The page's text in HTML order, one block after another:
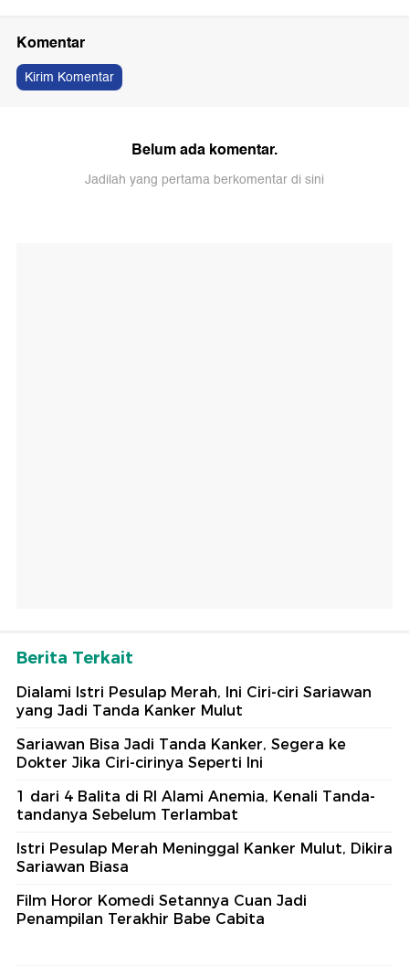
Komentar
Kirim Komentar
Belum ada komentar.
Jadilah yang pertama berkomentar di sini
Berita Terkait
Dialami Istri Pesulap Merah, Ini Ciri-ciri Sariawan
yang Jadi Tanda Kanker Mulut
Sariawan Bisa Jadi Tanda Kanker, Segera ke
Dokter Jika Ciri-cirinya Seperti Ini
1 dari 4 Balita di RI Alami Anemia, Kenali Tanda-
tandanya Sebelum Terlambat
Istri Pesulap Merah Meninggal Kanker Mulut, Dikira
Sariawan Biasa
Film Horor Komedi Setannya Cuan Jadi
Penampilan Terakhir Babe Cabita